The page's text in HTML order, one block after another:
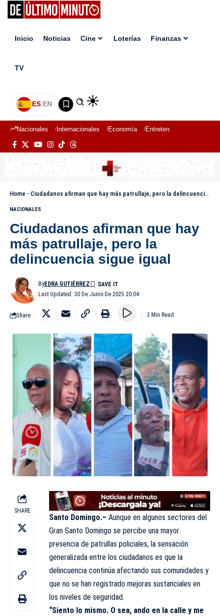
Inicio Noticias Cine Loterías Finanzas
TV
ES|EN
Nacionales Internacionales Economía Entretenimiento
Home - Ciudadanos afirman que hay más patrullaje, pero la delincuencia sigue igual
NACIONALES
Ciudadanos afirman que hay
más patrullaje, pero la
delincuencia sigue igual
Last Updated: 30 De Junio De 2025 20:04
ByEDRA GUTIÉRREZ
Share 3 Min Read
SHARE
Santo Domingo.– Aunque en algunos sectores del
Gran Santo Domingo se percibe una mayor
presencia de patrullas policiales, la sensación
generalizada entre los ciudadanos es que la
delincuencia continúa afectando sus comunidades y
que no se han registrado mejoras sustanciales en
los niveles de seguridad.
“Siento lo mismo. O sea, ando en la calle y me